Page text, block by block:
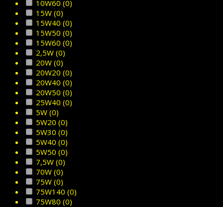
10W60 (0)
15W (0)
15W40 (0)
15W50 (0)
15W60 (0)
2,5W (0)
20W (0)
20W20 (0)
20W40 (0)
20W50 (0)
25W40 (0)
5W (0)
5W20 (0)
5W30 (0)
5W40 (0)
5W50 (0)
7,5W (0)
70W (0)
75W (0)
75W140 (0)
75W80 (0)